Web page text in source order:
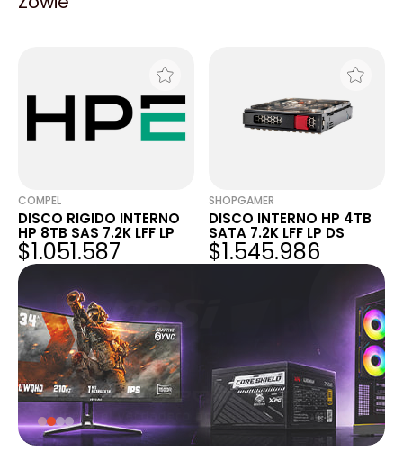
COMPEL
DISCO RIGIDO INTERNO
HP 8TB SAS 7.2K LFF LP
$1.051.587
SHOPGAMER
DISCO INTERNO HP 4TB
SATA 7.2K LFF LP DS
$1.545.986